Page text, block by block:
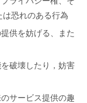
恐れのある行為
供を妨げる、また
破壊したり，妨害
サービス提供の趣